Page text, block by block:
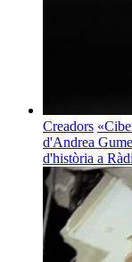
Creadors
d'Andrea
d'història a